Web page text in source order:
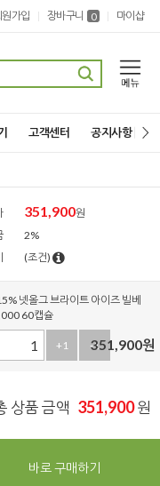
가입 | 장바구니 0 | 마이샵
고객센터 공지사항
351,900원
2%
(조건)
넷올그 브라이트 아이즈 빌베
60캡슐
+1 -1
351,900원
상품 금액 351,900원
바로 구매하기